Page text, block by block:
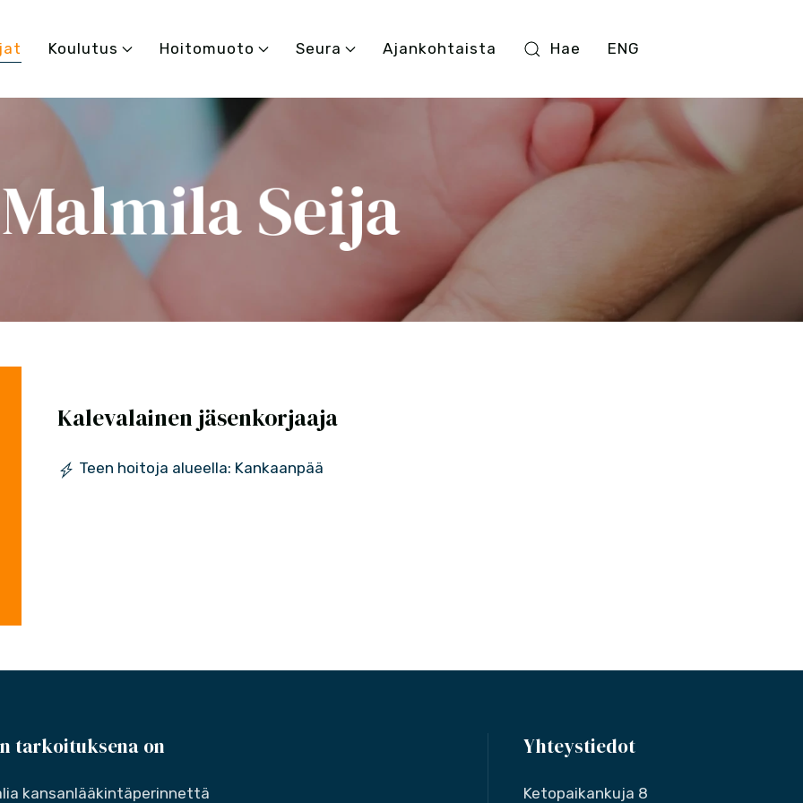
Koulutus Hoitomuoto Seura Ajankohtaista Hae ENG
Malmila Seija
Kalevalainen jäsenkorjaaja
Teen hoitoja alueella: Kankaanpää
tarkoituksena on
kansanlääkintäperinnettä
Yhteystiedot
Ketopaikankuja 8